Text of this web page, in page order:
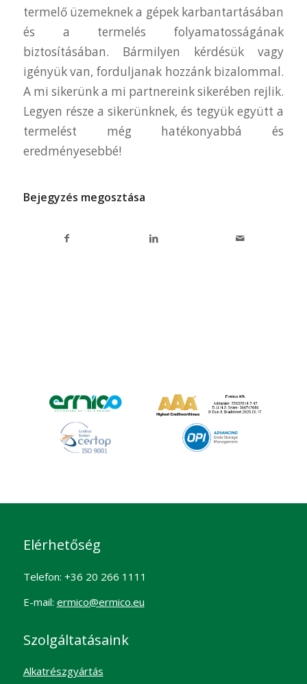
termelő üzemeknek a gépek karbantartásában
és a termelés folyamatosságának
biztosításában. Bármilyen kérdésük vagy
igényük van, forduljanak hozzánk bizalommal.
A mi sikerünk a mi partnereink sikerében rejlik.
Legyen része a sikerünknek, és tegyük együtt a
termelést még hatékonyabbá és
eredményesebbé!
Bejegyzés megosztása
Elérhetőség
Telefon: +36 20 266 1111
E-mail: ermico@ermico.eu
Szolgáltatásaink
Alkatrészgyártás